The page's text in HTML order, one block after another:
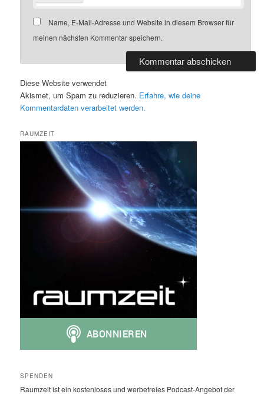
Name, E-Mail-Adresse und Website in diesem Browser für
meinen nächsten Kommentar speichern.
Diese Website verwendet
Akismet, um Spam zu reduzieren. Erfahre, wie deine
Kommentardaten verarbeitet werden.
RAUMZEIT
SPENDEN
Raumzeit ist ein kostenloses und werbefreies Podcast-Angebot der